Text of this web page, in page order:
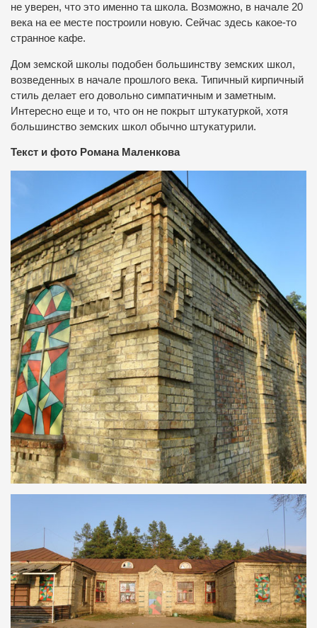
не уверен, что это именно та школа. Возможно, в начале 20
века на ее месте построили новую. Сейчас здесь какое-то
странное кафе.
Дом земской школы подобен большинству земских школ,
возведенных в начале прошлого века. Типичный кирпичный
стиль делает его довольно симпатичным и заметным.
Интересно еще и то, что он не покрыт штукатуркой, хотя
большинство земских школ обычно штукатурили.
Текст и фото Романа Маленкова